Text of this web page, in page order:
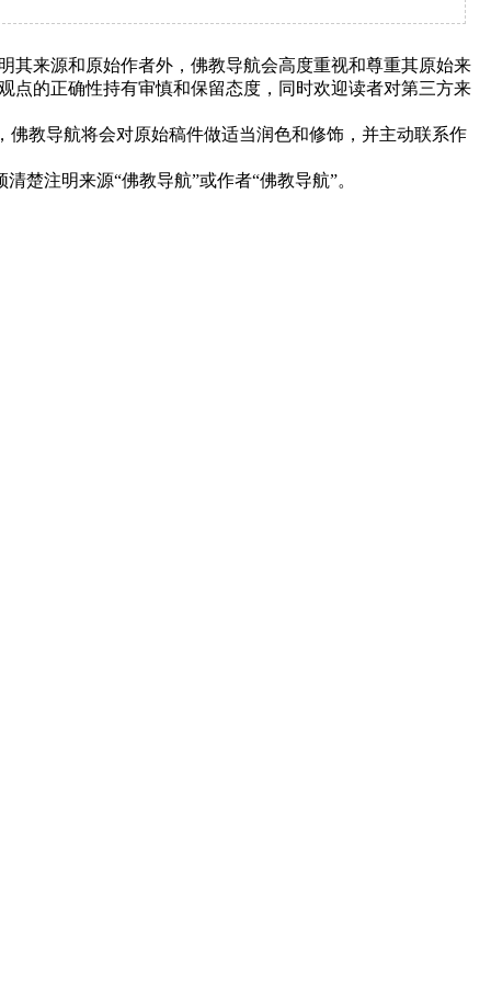
其来源和原始作者外，佛教导航会高度重视和尊重其原始来
点的正确性持有审慎和保留态度，同时欢迎读者对第三方来
教导航将会对原始稿件做适当润色和修饰，并主动联系作
楚注明来源“佛教导航”或作者“佛教导航”。